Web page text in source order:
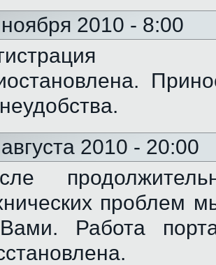
2010 - 8:00
2010 - 20:00
проблем
Работа